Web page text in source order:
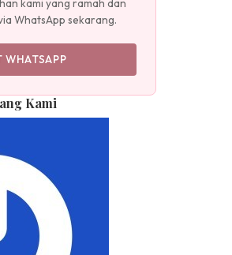
kami yang ramah dan
WhatsApp sekarang.
WHATSAPP
Kami